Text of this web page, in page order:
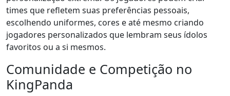
times que refletem suas preferências pessoais,
escolhendo uniformes, cores e até mesmo criando
jogadores personalizados que lembram seus ídolos
favoritos ou a si mesmos.
Comunidade e Competição no
KingPanda